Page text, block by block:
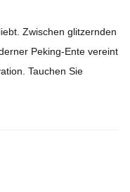
Zwischen glitzernden
Peking-Ente vereint
Tauchen Sie